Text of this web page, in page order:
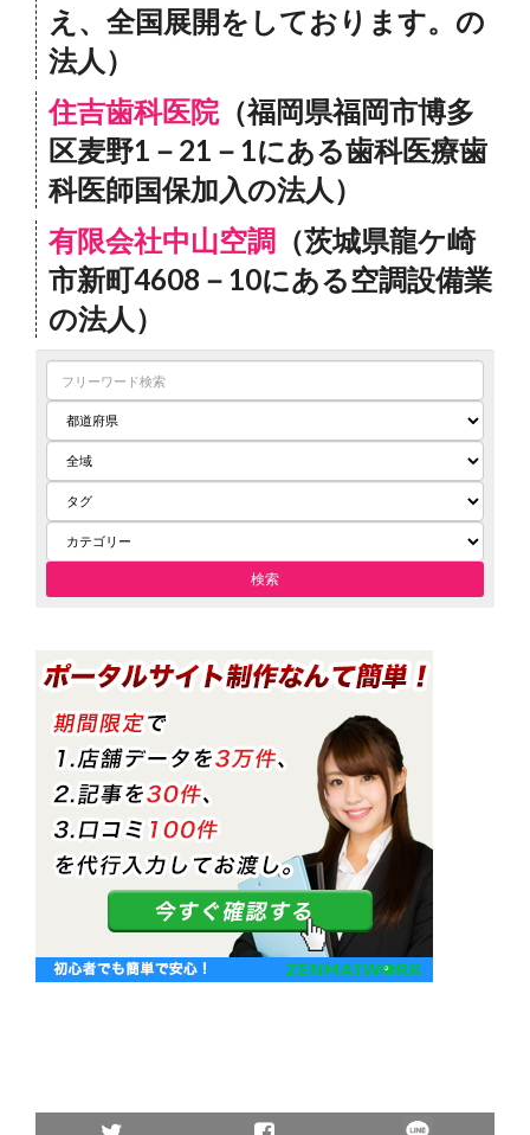
え、全国展開をしております。の
法人）
住吉歯科医院（福岡県福岡市博多
区麦野1－21－1にある歯科医療歯
科医師国保加入の法人）
有限会社中山空調 （茨城県龍ケ崎
市新町4608－10にある空調設備業
の法人）